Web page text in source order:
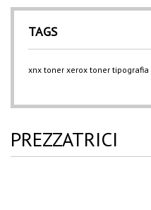
TAGS
xnx toner xerox toner tipografia
PREZZATRICI